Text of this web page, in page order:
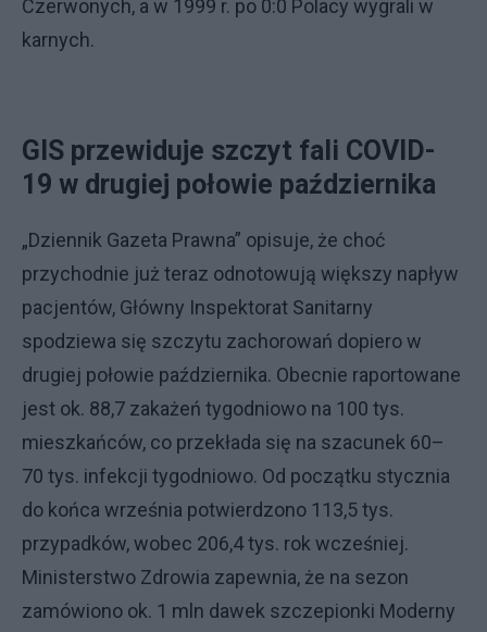
Czerwonych, a w 1999 r. po 0:0 Polacy wygrali w
karnych.
GIS przewiduje szczyt fali COVID-
19 w drugiej połowie października
„Dziennik Gazeta Prawna” opisuje, że choć
przychodnie już teraz odnotowują większy napływ
pacjentów, Główny Inspektorat Sanitarny
spodziewa się szczytu zachorowań dopiero w
drugiej połowie października. Obecnie raportowane
jest ok. 88,7 zakażeń tygodniowo na 100 tys.
mieszkańców, co przekłada się na szacunek 60–
70 tys. infekcji tygodniowo. Od początku stycznia
do końca września potwierdzono 113,5 tys.
przypadków, wobec 206,4 tys. rok wcześniej.
Ministerstwo Zdrowia zapewnia, że na sezon
zamówiono ok. 1 mln dawek szczepionki Moderny